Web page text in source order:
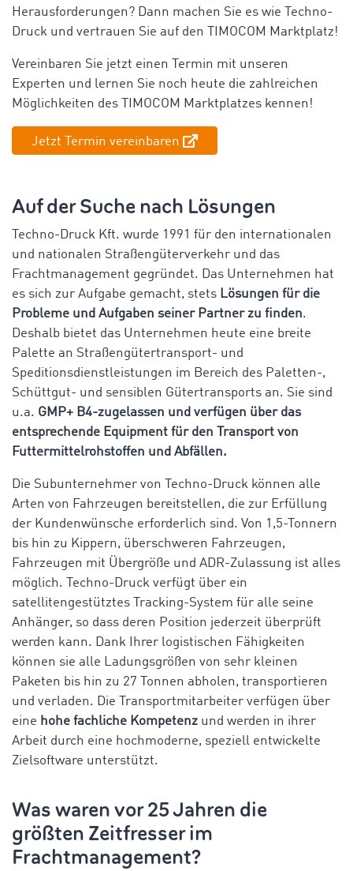
Herausforderungen? Dann machen Sie es wie Techno-
Druck und vertrauen Sie auf den TIMOCOM Marktplatz!
Vereinbaren Sie jetzt einen Termin mit unseren
Experten und lernen Sie noch heute die zahlreichen
Möglichkeiten des TIMOCOM Marktplatzes kennen!
Jetzt Termin vereinbaren
Auf der Suche nach Lösungen
Techno-Druck Kft. wurde 1991 für den internationalen
und nationalen Straßengüterverkehr und das
Frachtmanagement gegründet. Das Unternehmen hat
es sich zur Aufgabe gemacht, stets Lösungen für die
Probleme und Aufgaben seiner Partner zu finden.
Deshalb bietet das Unternehmen heute eine breite
Palette an Straßengütertransport- und
Speditionsdienstleistungen im Bereich des Paletten-,
Schüttgut- und sensiblen Gütertransports an. Sie sind
u.a. GMP+ B4-zugelassen und verfügen über das
entsprechende Equipment für den Transport von
Futtermittelrohstoffen und Abfällen.
Die Subunternehmer von Techno-Druck können alle
Arten von Fahrzeugen bereitstellen, die zur Erfüllung
der Kundenwünsche erforderlich sind. Von 1,5-Tonnern
bis hin zu Kippern, überschweren Fahrzeugen,
Fahrzeugen mit Übergröße und ADR-Zulassung ist alles
möglich. Techno-Druck verfügt über ein
satellitengestütztes Tracking-System für alle seine
Anhänger, so dass deren Position jederzeit überprüft
werden kann. Dank Ihrer logistischen Fähigkeiten
können sie alle Ladungsgrößen von sehr kleinen
Paketen bis hin zu 27 Tonnen abholen, transportieren
und verladen. Die Transportmitarbeiter verfügen über
eine hohe fachliche Kompetenz und werden in ihrer
Arbeit durch eine hochmoderne, speziell entwickelte
Zielsoftware unterstützt.
Was waren vor 25 Jahren die
größten Zeitfresser im
Frachtmanagement?